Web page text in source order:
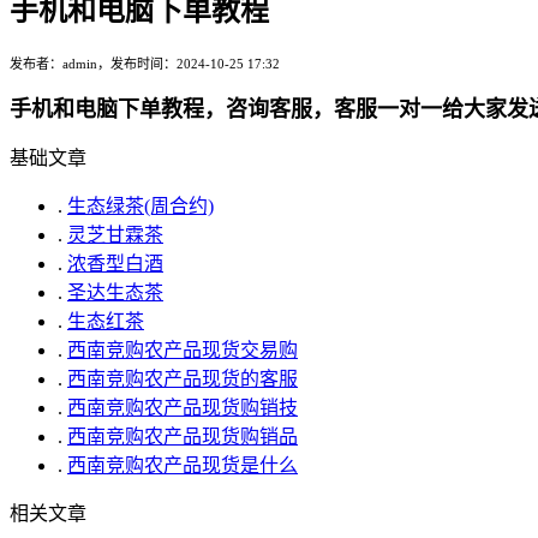
手机和电脑下单教程
发布者：admin，发布时间：2024-10-25 17:32
手机和电脑下单教程，咨询客服，客服一对一给大家发
基础文章
. 生态绿茶(周合约)
. 灵芝甘霖茶
. 浓香型白酒
. 圣达生态茶
. 生态红茶
. 西南竞购农产品现货交易购
. 西南竞购农产品现货的客服
. 西南竞购农产品现货购销技
. 西南竞购农产品现货购销品
. 西南竞购农产品现货是什么
相关文章